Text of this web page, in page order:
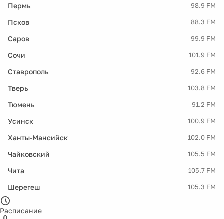
Пермь 98.9 FM
Псков 88.3 FM
Саров 99.9 FM
Сочи 101.9 FM
Ставрополь 92.6 FM
Тверь 103.8 FM
Тюмень 91.2 FM
Усинск 100.9 FM
Ханты-Мансийск 102.0 FM
Чайковский 105.5 FM
Чита 105.7 FM
Шерегеш 105.3 FM
Расписание